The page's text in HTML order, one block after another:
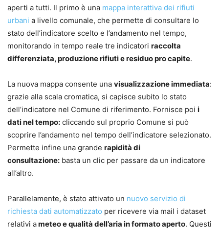
aperti a tutti. Il primo è una mappa interattiva dei rifiuti
urbani a livello comunale, che permette di consultare lo
stato dell’indicatore scelto e l’andamento nel tempo,
monitorando in tempo reale tre indicatori raccolta
differenziata, produzione rifiuti e residuo pro capite.
La nuova mappa consente una visualizzazione immediata:
grazie alla scala cromatica, si capisce subito lo stato
dell’indicatore nel Comune di riferimento. Fornisce poi i
dati nel tempo: cliccando sul proprio Comune si può
scoprire l’andamento nel tempo dell’indicatore selezionato.
Permette infine una grande rapidità di
consultazione: basta un clic per passare da un indicatore
all’altro.
Parallelamente, è stato attivato un nuovo servizio di
richiesta dati automatizzato per ricevere via mail i dataset
relativi ameteo e qualità dell’aria in formato aperto. Questi